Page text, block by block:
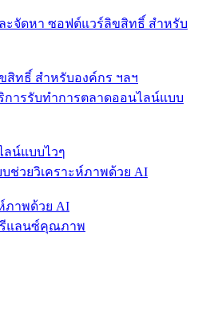
สิทธิ์ สำหรับองค์กร ฯลฯ
ลน์แบบไวๆ
ภาพด้วย AI